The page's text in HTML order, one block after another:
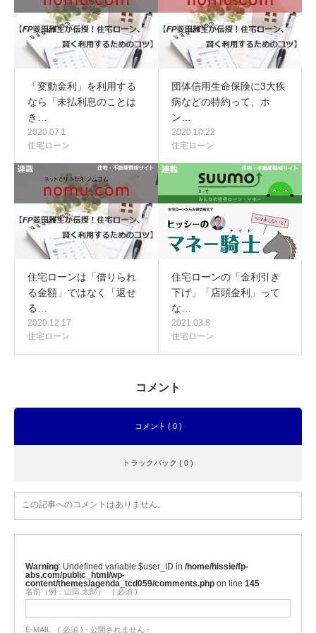
「変動金利」を利用する
なら「未払利息のことは
き…
2020.07.1
住宅ローン
団体信用生命保険に3大疾
病などの特約って、ホ
ン…
2020.10.22
住宅ローン
住宅ローンは「借りられ
る金額」ではなく「返せ
る…
2020.12.17
住宅ローン
住宅ローンの「金利引き
下げ」「店頭金利」って
な…
2021.03.8
住宅ローン
コメント
コメント ( 0 )
トラックバック ( 0 )
この記事へのコメントはありません。
Warning : Undefined variable $user_ID in /home/hissie/fp-
abs.com/public_html/wp-
content/themes/agenda_tcd059/comments.php on line 145
名前（例：山田 太郎） ( 必須 )
E-MAIL ( 必須 ) - 公開されません -